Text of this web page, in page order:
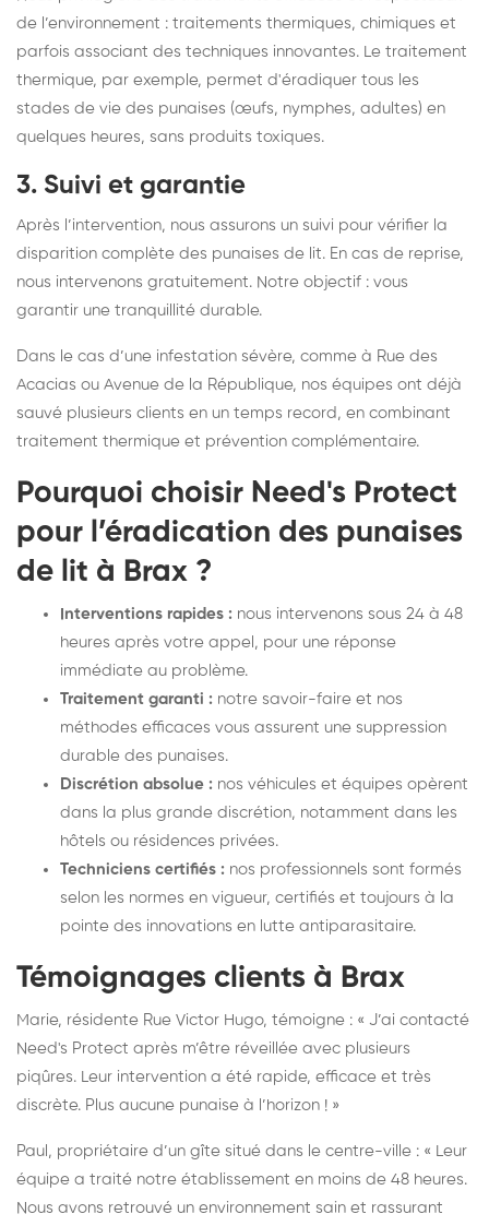
de l’environnement : traitements thermiques, chimiques et
parfois associant des techniques innovantes. Le traitement
thermique, par exemple, permet d'éradiquer tous les
stades de vie des punaises (œufs, nymphes, adultes) en
quelques heures, sans produits toxiques.
3. Suivi et garantie
Après l’intervention, nous assurons un suivi pour vérifier la
disparition complète des punaises de lit. En cas de reprise,
nous intervenons gratuitement. Notre objectif : vous
garantir une tranquillité durable.
Dans le cas d’une infestation sévère, comme à Rue des
Acacias ou Avenue de la République, nos équipes ont déjà
sauvé plusieurs clients en un temps record, en combinant
traitement thermique et prévention complémentaire.
Pourquoi choisir Need's Protect
pour l’éradication des punaises
de lit à Brax ?
Interventions rapides : nous intervenons sous 24 à 48
heures après votre appel, pour une réponse
immédiate au problème.
Traitement garanti : notre savoir-faire et nos
méthodes efficaces vous assurent une suppression
durable des punaises.
Discrétion absolue : nos véhicules et équipes opèrent
dans la plus grande discrétion, notamment dans les
hôtels ou résidences privées.
Techniciens certifiés : nos professionnels sont formés
selon les normes en vigueur, certifiés et toujours à la
pointe des innovations en lutte antiparasitaire.
Témoignages clients à Brax
Marie, résidente Rue Victor Hugo, témoigne : « J’ai contacté
Need's Protect après m’être réveillée avec plusieurs
piqûres. Leur intervention a été rapide, efficace et très
discrète. Plus aucune punaise à l’horizon ! »
Paul, propriétaire d’un gîte situé dans le centre-ville : « Leur
équipe a traité notre établissement en moins de 48 heures.
Nous avons retrouvé un environnement sain et rassurant